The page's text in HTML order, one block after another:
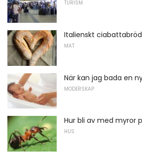
TURISM
Italienskt ciabattabröd
MAT
När kan jag bada en
MODERSKAP
Hur bli av med myror
HUS